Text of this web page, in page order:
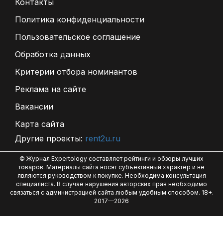
Контакты
Политика конфиденциальности
Пользовательское соглашение
Обработка данных
Критерии отбора номинантов
Реклама на сайте
Вакансии
Карта сайта
Другие проекты: rent2u.ru
© Журнал Expertology составляет рейтинги и обзоры лучших
товаров. Материалы сайта носят субъективный характер и не
являются руководством к покупке. Необходима консультация
специалиста. В случае нарушения авторских прав необходимо
связаться с администрацией сайта любым удобным способом. 18+.
2017—2026